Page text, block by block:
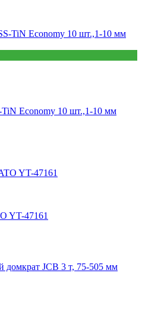
TiN Economy 10 шт.,1-10 мм
YT-47161